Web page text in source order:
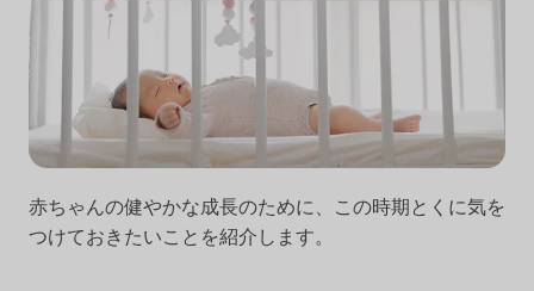
赤ちゃんの健やかな成長のために、この時期とくに気を
つけておきたいことを紹介します。